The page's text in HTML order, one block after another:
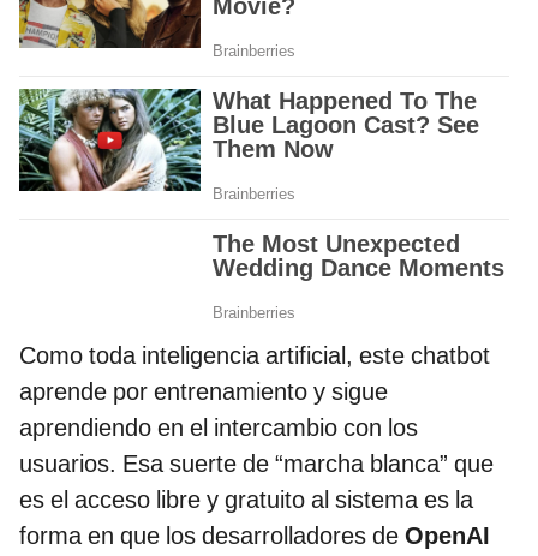
Como toda inteligencia artificial, este chatbot
aprende por entrenamiento y sigue
aprendiendo en el intercambio con los
usuarios. Esa suerte de “marcha blanca” que
es el acceso libre y gratuito al sistema es la
forma en que los desarrolladores de OpenAI